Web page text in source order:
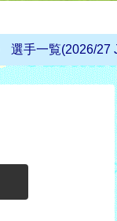
選手一覧(2026/27